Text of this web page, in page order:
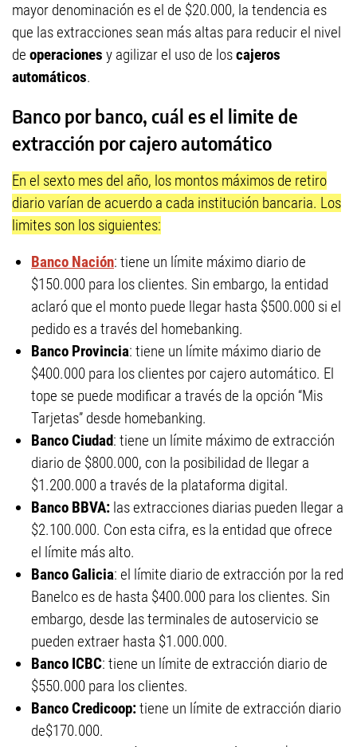
mayor denominación es el de $20.000, la tendencia es
que las extracciones sean más altas para reducir el nivel
de operaciones y agilizar el uso de loscajeros
automáticos.
Banco por banco, cuál es el limite de
extracción por cajero automático
En el sexto mes del año, los montos máximos de retiro
diario varían de acuerdo a cada institución bancaria. Los
limites son los siguientes:
Banco Nación: tiene un límite máximo diario de
$150.000 para los clientes. Sin embargo, la entidad
aclaró que el monto puede llegar hasta $500.000 si el
pedido es a través del homebanking.
Banco Provincia: tiene un límite máximo diario de
$400.000 para los clientes por cajero automático. El
tope se puede modificar a través de la opción “Mis
Tarjetas” desde homebanking.
Banco Ciudad: tiene un límite máximo de extracción
diario de $800.000, con la posibilidad de llegar a
$1.200.000 a través de la plataforma digital.
Banco BBVA: las extracciones diarias pueden llegar a
$2.100.000. Con esta cifra, es la entidad que ofrece
el límite más alto.
Banco Galicia: el límite diario de extracción por la red
Banelco es de hasta $400.000 para los clientes. Sin
embargo, desde las terminales de autoservicio se
pueden extraer hasta $1.000.000.
Banco ICBC: tiene un límite de extracción diario de
$550.000 para los clientes.
Banco Credicoop:tiene un límite de extracción diario
de$170.000.